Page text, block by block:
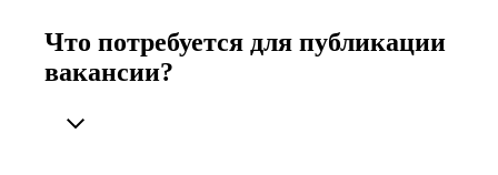
Что потребуется для публикации
вакансии?